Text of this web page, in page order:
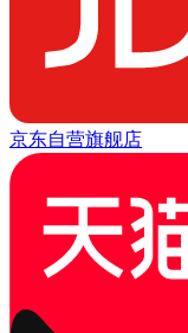
京东自营旗舰店